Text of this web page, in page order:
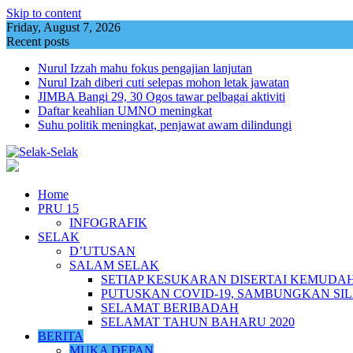
Skip to content
Friday, August 7, 2026
Recent posts
Nurul Izzah mahu fokus pengajian lanjutan
Nurul Izah diberi cuti selepas mohon letak jawatan
JIMBA Bangi 29, 30 Ogos tawar pelbagai aktiviti
Daftar keahlian UMNO meningkat
Suhu politik meningkat, penjawat awam dilindungi
Home
PRU 15
INFOGRAFIK
SELAK
D’UTUSAN
SALAM SELAK
SETIAP KESUKARAN DISERTAI
PUTUSKAN COVID-19, SAMBUNGKAN
SELAMAT BERIBADAH
SELAMAT TAHUN BAHARU 2020
BERITA
MUKA DEPAN